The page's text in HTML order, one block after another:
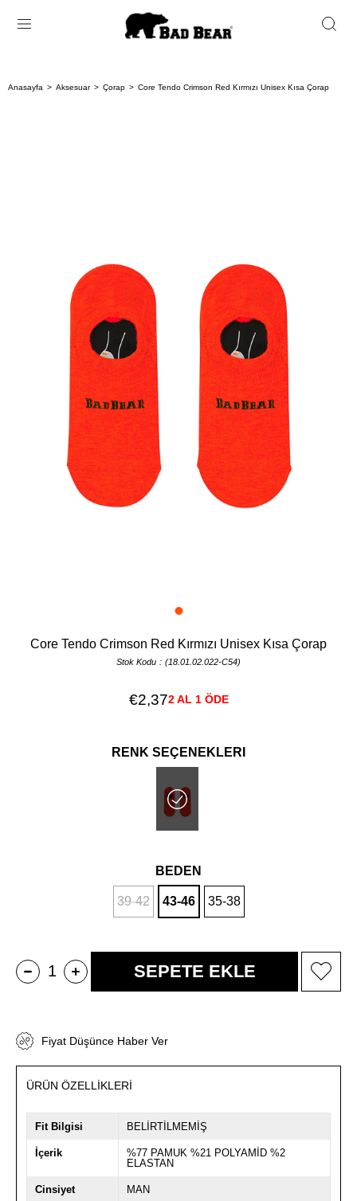
Anasayfa Aksesuar Çorap Core Tendo Crimson Red Kırmızı Unisex Kısa Çorap
Core Tendo Crimson Red Kırmızı Unisex Kısa Çorap
Stok Kodu (18.01.02.022-C54)
€2,372 AL 1 ÖDE
RENK SEÇENEKLERİ
BEDEN
39-42 43-46 35-38
Fiyat Düşünce Haber Ver
ÜRÜN ÖZELLIKLERI
Fit Bilgisi BELİRTİLMEMİŞ
İçerik
%77 PAMUK %21 POLYAMİD %2
ELASTAN
Cinsiyet MAN